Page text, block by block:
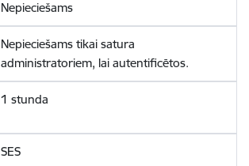
Nepieciešams
Nepieciešams tikai satura
administratoriem, lai autentificētos.
1 stunda
SES